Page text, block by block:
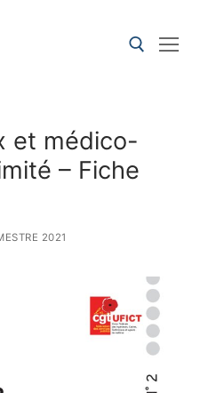
et médico-
– Fiche
2021